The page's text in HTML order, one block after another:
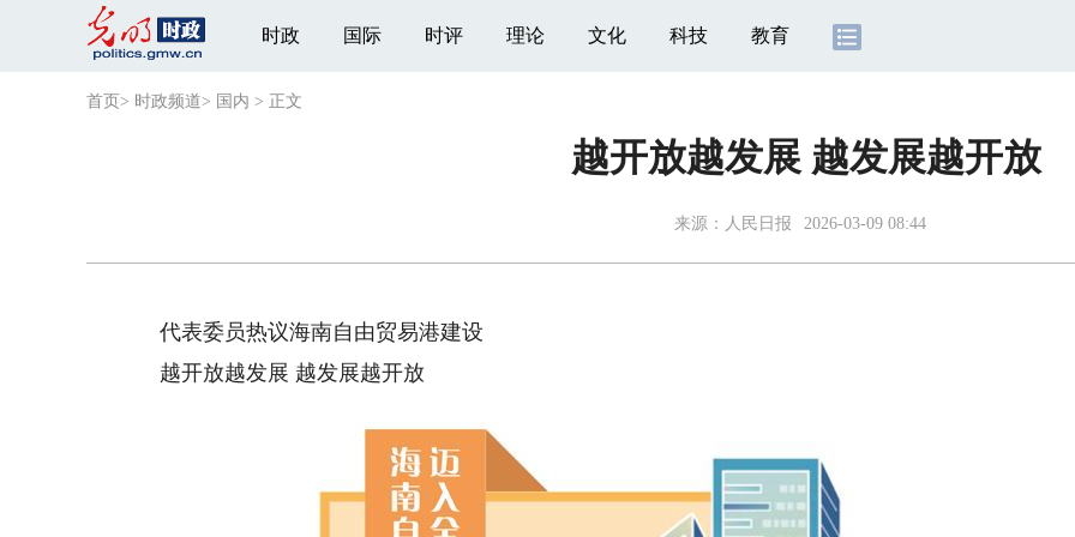
时政 国际 时评 理论 文化 科技 教育
首页 > 时政频道> 国内 > 正文
越开放越发展 越发展越开放
来源： 人民日报 2026-03-09 08:44
代表委员热议海南自由贸易港建设
越开放越发展 越发展越开放